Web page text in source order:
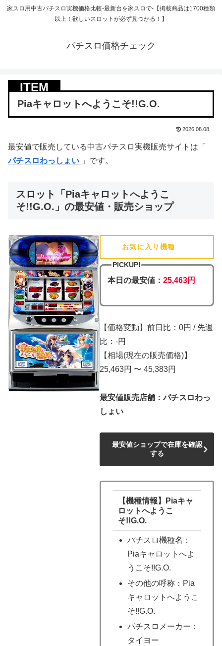
家スロ用中古パチスロ実機価格比較-最新台を家スロで-【掲載商品は1700種類
以上！欲しいスロットが必ず見つかる！】
パチスロ価格チェック
Piaキャロットへようこそ!!G.O.
2026.08.08
最安値で販売している中古パチスロ実機販売サイトは「
パチスロわっしょい 」です。
スロット「Piaキャロットへようこ
そ!!G.O.」の最安値・販売ショップ
お気に入り機種
PICKUP!
本日の最安値：25,463円
【価格変動】前日比：0円 / 先週
比：-円
【相場(現在の販売価格)】
25,463円 〜 45,383円
最安値販売店舗：パチスロわっ
しょい
最安値ショップで在庫を確認
する
【機種情報】Piaキャ
ロットへようこ
そ!!G.O.
パチスロ機種名：
Piaキャロットへよ
うこそ!!G.O.
その他の呼称：Pia
キャロットへようこ
そ!!G.O.
パチスロメーカー：
タイヨー